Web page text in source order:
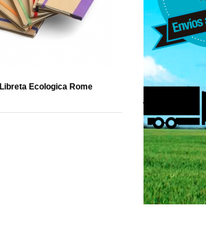
Libreta Ecologica Rome